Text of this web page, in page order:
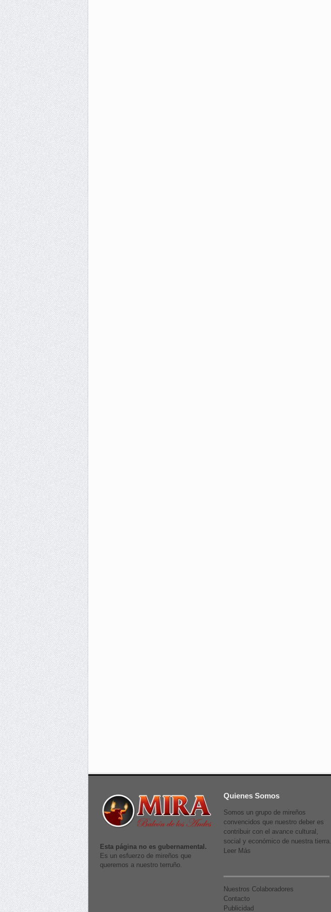
Esta página no es gubernamental.
Es un esfuerzo de mireños que
queremos a nuestro terruño.
Quienes Somos
Somos un grupo de mireños
convencidos que nuestro deber es
contribuir con el avance cultural,
social y económico de nuestra tierra.
Leer Más
Nuestros Colaboradores
Contacto
Publicidad